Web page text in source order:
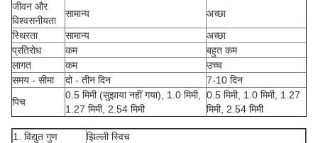
जीवन और
विश्वसनीयता
सामान्य
अच्छा
स्थिरता
सामान्य
अच्छा
प्रतिरोध
कम
बहुत कम
लागत
कम
उच्च
समय - सीमा
दो - तीन दिन
7-10 दिन
पिच
0.5 मिमी (सुझाया नहीं गया), 1.0 मिमी,
1.27 मिमी, 2.54 मिमी
0.5 मिमी, 1.0 मिमी, 1.27
मिमी, 2.54 मिमी
1. विद्युत गुण
झिल्ली स्विच